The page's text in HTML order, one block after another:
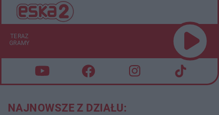
TERAZ
GRAMY
NAJNOWSZE Z DZIAŁU: